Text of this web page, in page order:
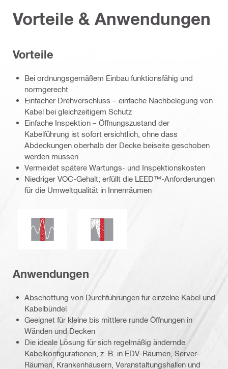
Vorteile & Anwendungen
Vorteile
Bei ordnungsgemäßem Einbau funktionsfähig und
normgerecht
Einfacher Drehverschluss – einfache Nachbelegung von
Kabel bei gleichzeitigem Schutz
Einfache Inspektion – Öffnungszustand der
Kabelführung ist sofort ersichtlich, ohne dass
Abdeckungen oberhalb der Decke beiseite geschoben
werden müssen
Vermeidet spätere Wartungs- und Inspektionskosten
Niedriger VOC-Gehalt; erfüllt die LEED™-Anforderungen
für die Umweltqualität in Innenräumen
Seismisch beständigRauch- und Gasdichtigkeit
Anwendungen
Abschottung von Durchführungen für einzelne Kabel und
Kabelbündel
Geeignet für kleine bis mittlere runde Öffnungen in
Wänden und Decken
Die ideale Lösung für sich regelmäßig ändernde
Kabelkonfigurationen, z. B. in EDV-Räumen, Server-
Räumen, Krankenhäusern, Veranstaltungshallen und